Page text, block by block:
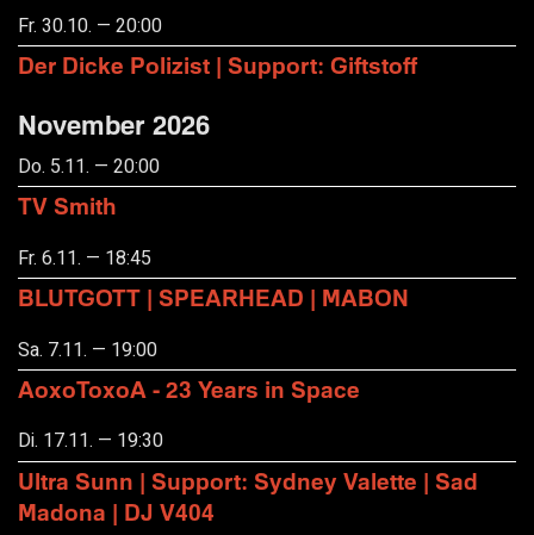
Fr. 30.10. — 20:00
Der Dicke Polizist | Support: Giftstoff
November 2026
Do. 5.11. — 20:00
TV Smith
Fr. 6.11. — 18:45
BLUTGOTT | SPEARHEAD | MABON
Sa. 7.11. — 19:00
AoxoToxoA - 23 Years in Space
Di. 17.11. — 19:30
Ultra Sunn | Support: Sydney Valette | Sad
Madona | DJ V404